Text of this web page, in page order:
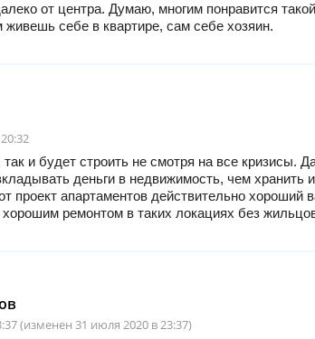
от центра. Думаю, многим понравится
живешь себе в квартире, сам себе хозяин.
так и будет строить не смотря на все кризисы.
деньги в недвижимость, чем хранить
проект апартаментов действительно хороший
ремонтом в таких локациях без
(изменен 31 июля 2020 в 23:37)